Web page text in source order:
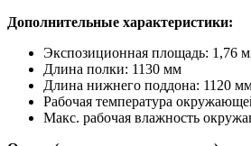
Дополнительные характеристики:
Экспозиционная площадь: 1,76
Длина полки: 1130 мм
Длина нижнего поддона: 1120
Рабочая температура
Макс. рабочая влажность